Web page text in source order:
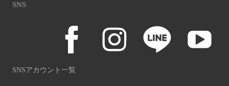
SNS
SNSアカウント一覧